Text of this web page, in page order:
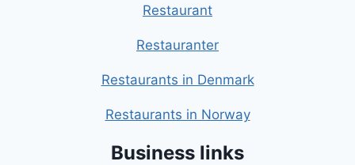
Restaurant
Restauranter
Restaurants in Denmark
Restaurants in Norway
Business links